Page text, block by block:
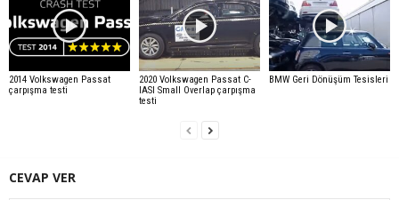
2014 Volkswagen Passat
çarpışma testi
2020 Volkswagen Passat C-
IASI Small Overlap çarpışma
testi
BMW Geri Dönüşüm Tesisleri
CEVAP VER